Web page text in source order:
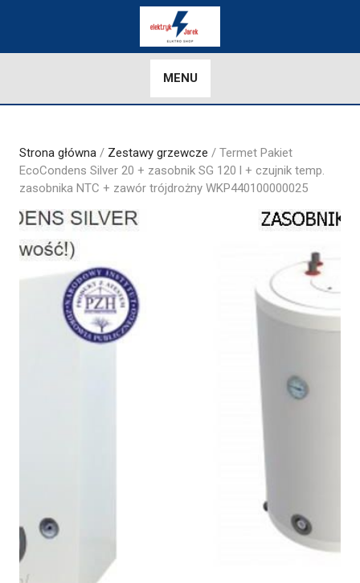
MENU
Strona główna / Zestawy grzewcze / Termet Pakiet
EcoCondens Silver 20 + zasobnik SG 120 l + czujnik temp.
zasobnika NTC + zawór trójdrożny WKP440100000025